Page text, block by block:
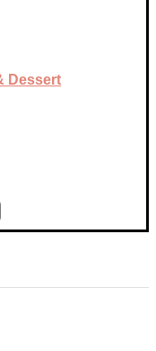
Dessert